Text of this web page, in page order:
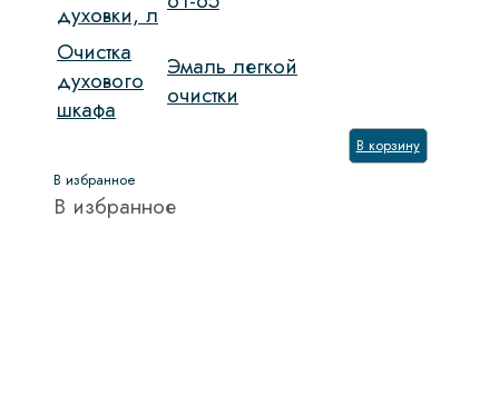
духовки, л
Очистка
духового
шкафа
Эмаль легкой
очистки
В корзину
В избранное
В избранное